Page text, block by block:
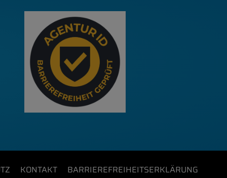
KONTAKT BARRIEREFREIHEITSERKLÄRUNG